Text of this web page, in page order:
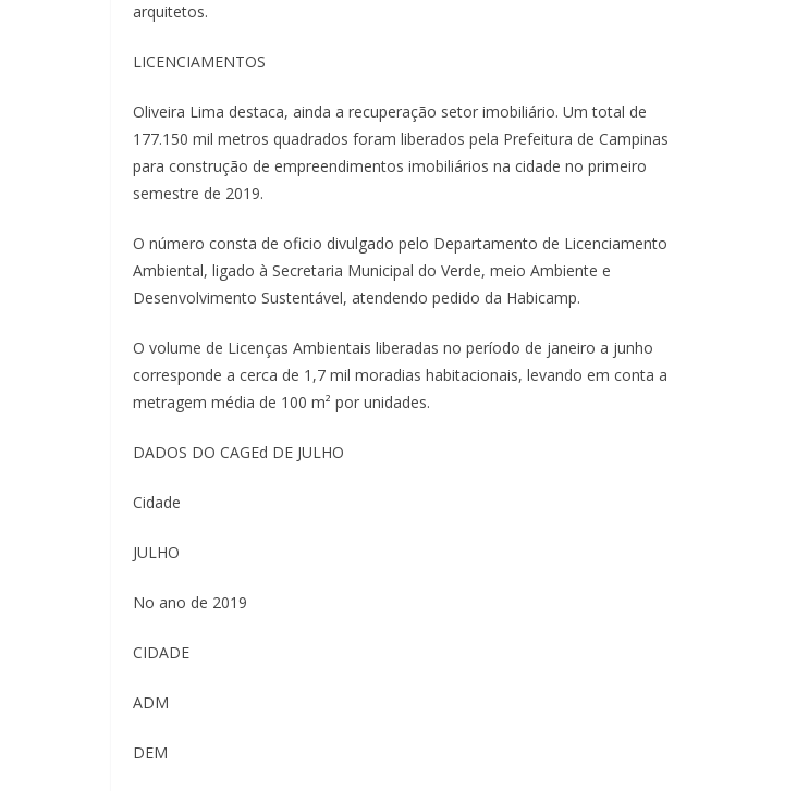
arquitetos.
LICENCIAMENTOS
Oliveira Lima destaca, ainda a recuperação setor imobiliário. Um total de
177.150 mil metros quadrados foram liberados pela Prefeitura de Campinas
para construção de empreendimentos imobiliários na cidade no primeiro
semestre de 2019.
O número consta de oficio divulgado pelo Departamento de Licenciamento
Ambiental, ligado à Secretaria Municipal do Verde, meio Ambiente e
Desenvolvimento Sustentável, atendendo pedido da Habicamp.
O volume de Licenças Ambientais liberadas no período de janeiro a junho
corresponde a cerca de 1,7 mil moradias habitacionais, levando em conta a
metragem média de 100 m² por unidades.
DADOS DO CAGEd DE JULHO
Cidade
JULHO
No ano de 2019
CIDADE
ADM
DEM